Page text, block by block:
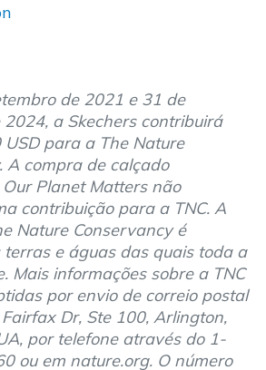
de 2021 e 31 de
a Skechers contribuirá
para a The Nature
A compra de calçado
Our Planet Matters não
contribuição para a TNC. A
Nature Conservancy é
e águas das quais toda a
Mais informações sobre a TNC
por envio de correio postal
Dr, Ste 100, Arlington,
por telefone através do 1-
ou em nature.org. O número